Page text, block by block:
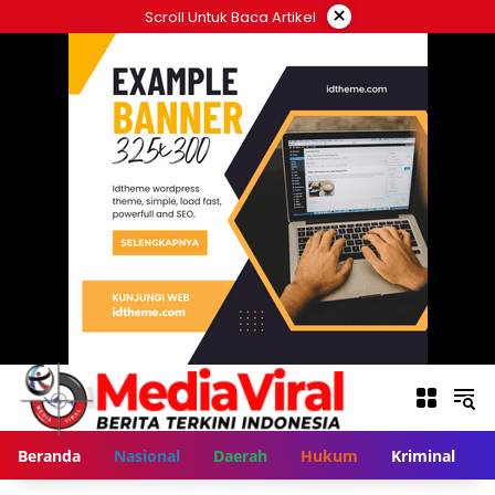
ke
Scroll Untuk Baca Artikel ×
Beranda Nasional Daerah Hukum Kriminal